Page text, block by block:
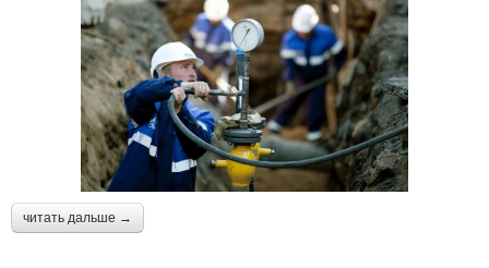
читать дальше →